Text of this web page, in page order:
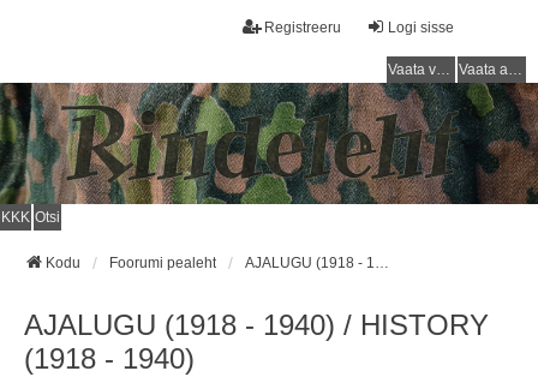
Logi sisse
Registreeru
Vaata vastamata teemasi Vaata aktiivseid teemasid
KKK Otsi
Kodu Foorumi pealeht AJALUGU (1918 - 1940) / HISTORY (1918 - 1940)
AJALUGU (1918 - 1940) / HISTORY
(1918 - 1940)